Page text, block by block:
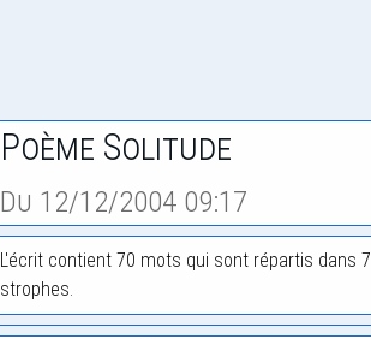
Poème Solitude
Du 12/12/2004 09:17
L'écrit contient 70 mots qui sont répartis dans 7
strophes.